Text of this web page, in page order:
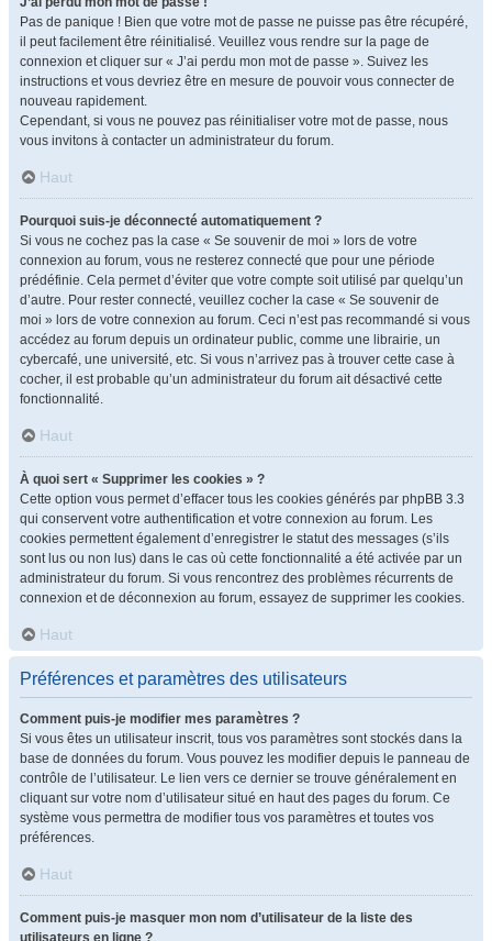
Pas de panique ! Bien que votre mot de passe ne puisse pas être récupéré,
il peut facilement être réinitialisé. Veuillez vous rendre sur la page de
connexion et cliquer sur « J’ai perdu mon mot de passe ». Suivez les
instructions et vous devriez être en mesure de pouvoir vous connecter de
nouveau rapidement.
Cependant, si vous ne pouvez pas réinitialiser votre mot de passe, nous
vous invitons à contacter un administrateur du forum.
Haut
Pourquoi suis-je déconnecté automatiquement ?
Si vous ne cochez pas la case « Se souvenir de moi » lors de votre
connexion au forum, vous ne resterez connecté que pour une période
prédéfinie. Cela permet d’éviter que votre compte soit utilisé par quelqu’un
d’autre. Pour rester connecté, veuillez cocher la case « Se souvenir de
moi » lors de votre connexion au forum. Ceci n’est pas recommandé si vous
accédez au forum depuis un ordinateur public, comme une librairie, un
cybercafé, une université, etc. Si vous n’arrivez pas à trouver cette case à
cocher, il est probable qu’un administrateur du forum ait désactivé cette
fonctionnalité.
Haut
À quoi sert « Supprimer les cookies » ?
Cette option vous permet d’effacer tous les cookies générés par phpBB 3.3
qui conservent votre authentification et votre connexion au forum. Les
cookies permettent également d’enregistrer le statut des messages (s’ils
sont lus ou non lus) dans le cas où cette fonctionnalité a été activée par un
administrateur du forum. Si vous rencontrez des problèmes récurrents de
connexion et de déconnexion au forum, essayez de supprimer les cookies.
Haut
Préférences et paramètres des utilisateurs
Comment puis-je modifier mes paramètres ?
Si vous êtes un utilisateur inscrit, tous vos paramètres sont stockés dans la
base de données du forum. Vous pouvez les modifier depuis le panneau de
contrôle de l’utilisateur. Le lien vers ce dernier se trouve généralement en
cliquant sur votre nom d’utilisateur situé en haut des pages du forum. Ce
système vous permettra de modifier tous vos paramètres et toutes vos
préférences.
Haut
Comment puis-je masquer mon nom d’utilisateur de la liste des
utilisateurs en ligne ?